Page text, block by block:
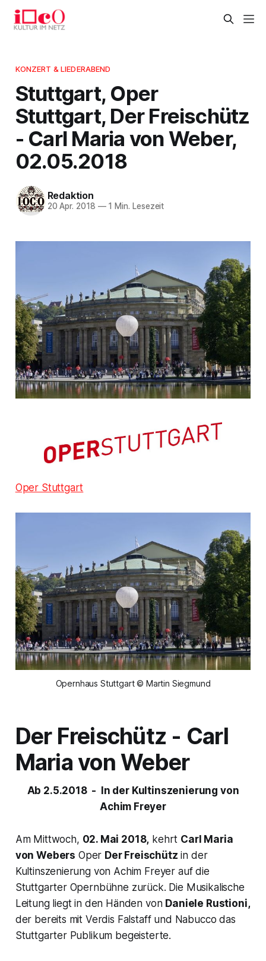
KONZERT & LIEDERABEND
Stuttgart, Oper
Stuttgart, Der Freischütz
- Carl Maria von Weber,
02.05.2018
Redaktion
20 Apr. 2018 —1 Min. Lesezeit
Oper Stuttgart
Opernhaus Stuttgart © Martin Siegmund
Der Freischütz - Carl
Maria von Weber
Ab 2.5.2018 - In der Kultinszenierung von
Achim Freyer
Am Mittwoch, 02. Mai 2018, kehrt Carl Maria
von Webers Oper Der Freischütz in der
Kultinszenierung von Achim Freyer auf die
Stuttgarter Opernbühne zurück. Die Musikalische
Leitung liegt in den Händen von Daniele Rustioni,
der bereits mit Verdis Falstaff und Nabucco das
Stuttgarter Publikum begeisterte.